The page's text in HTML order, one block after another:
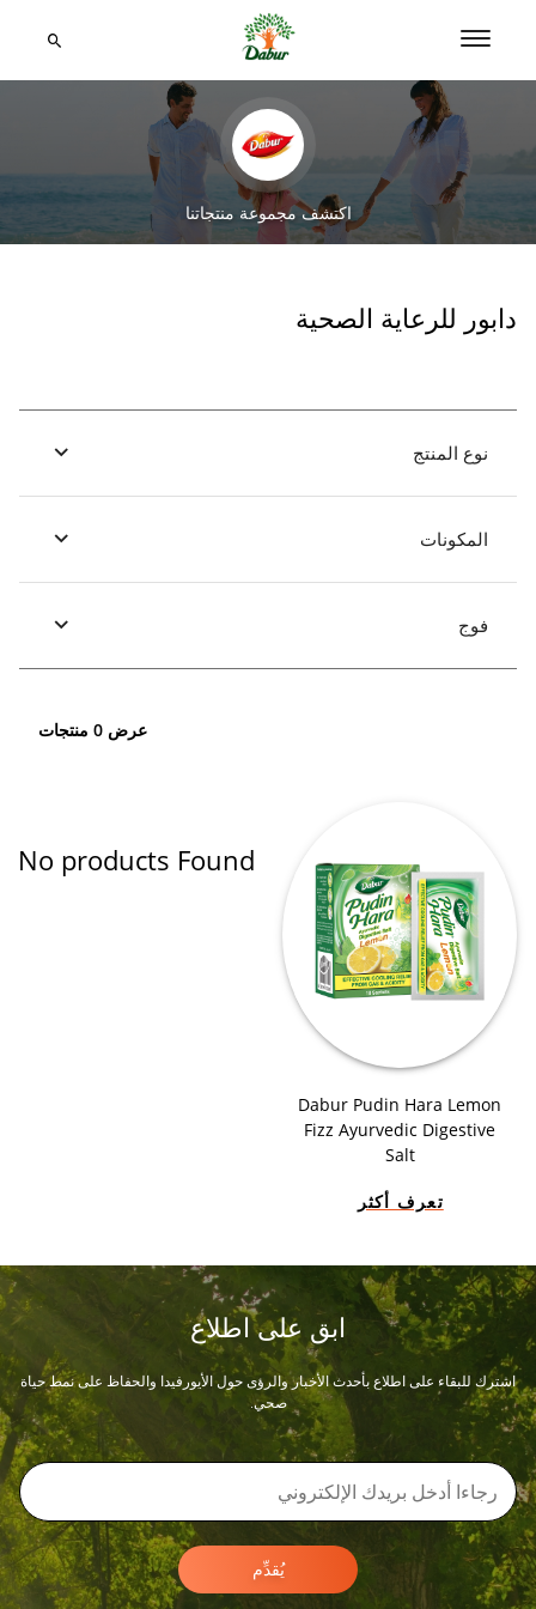
اكتشف مجموعة منتجاتنا
دابور للرعاية الصحية
نوع المنتج
المكونات
فوج
عرض 0 منتجات
Dabur Pudin Hara Lemon
Fizz Ayurvedic Digestive
Salt
تعرف أكثر
No products Found
ابق على اطلاع
اشترك للبقاء على اطلاع بأحدث الأخبار والرؤى حول الأيورفيدا والحفاظ على نمط حياة
صحي.
يُقدِّم